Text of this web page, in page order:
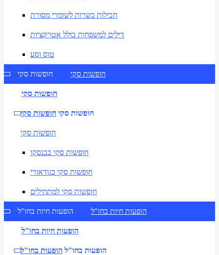
חבילות כשרות לשומרי מסורת
דילים למשפחות כולל אטרקציות
טוס וסע
חופשות סקי חופשות סקי
חופשות סקי
חופשות סקי חופשות סקי
חופשות סקי
חופשות סקי בבנסקו
חופשות סקי בגודאורי
חופשות סקי למתחילים
הופעות חיות בחו"ל הופעות חיות בחו"ל
הופעות חיות בחו"ל
הופעות בחו"ל הופעות בחו"ל